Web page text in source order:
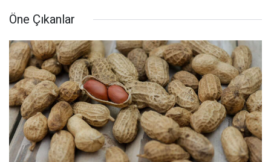
Öne Çıkanlar